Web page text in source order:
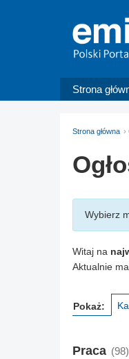
Strona
Strona główna
Wybierz
Witaj na
Aktualnie
Pokaż:
Praca (98)